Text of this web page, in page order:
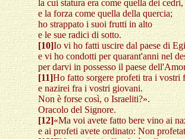
la cui statura era come quella dei cedri,
e la forza come quella della quercia;
ho strappato i suoi frutti in alto
e le sue radici di sotto.
[10]Io vi ho fatti uscire dal paese di
e vi ho condotti per quarant'anni nel
per darvi in possesso il paese
[11]Ho fatto sorgere profeti tra i vostri
e nazirei fra i vostri giovani.
Non è forse così, o Israeliti?».
Oracolo del Signore.
[12]«Ma voi avete fatto bere vino ai
e ai profeti avete ordinato: Non